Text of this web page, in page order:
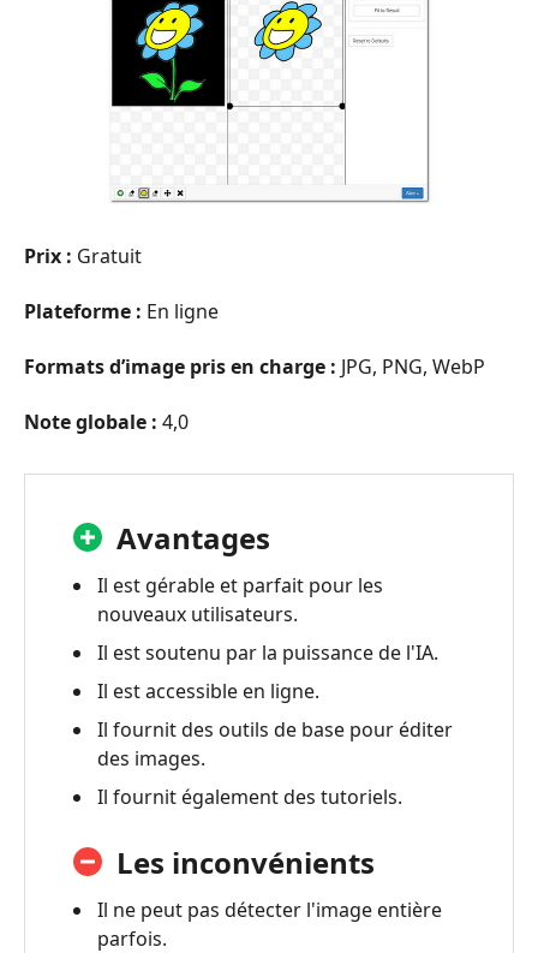
Prix : Gratuit
Plateforme : En ligne
Formats d’image pris en charge : JPG, PNG, WebP
Note globale : 4,0
Avantages
Il est gérable et parfait pour les
nouveaux utilisateurs.
Il est soutenu par la puissance de l'IA.
Il est accessible en ligne.
Il fournit des outils de base pour éditer
des images.
Il fournit également des tutoriels.
Les inconvénients
Il ne peut pas détecter l'image entière
parfois.